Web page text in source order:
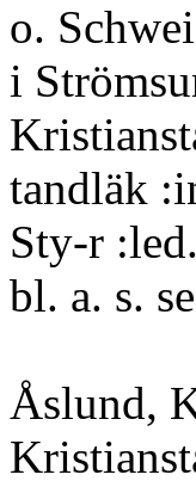
o.
i
tandläk
Sty-r
bl. a. s.
Åslund,